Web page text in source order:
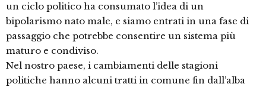
un ciclo politico ha consumato l’idea di un
bipolarismo nato male, e siamo entrati in una fase di
passaggio che potrebbe consentire un sistema più
maturo e condiviso.
Nel nostro paese, i cambiamenti delle stagioni
politiche hanno alcuni tratti in comune fin dall’alba